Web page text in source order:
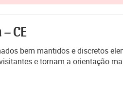
CE
bem mantidos e discretos
e tornam a orientação